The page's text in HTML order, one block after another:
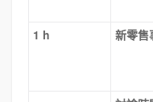
1 h 新零售